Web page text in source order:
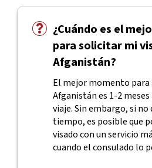
¿Cuándo es el
para solicitar mi
Afganistán?
El mejor momento para
Afganistán es 1-2 meses
viaje. Sin embargo, si
tiempo, es posible que
visado con un servicio
cuando el consulado lo